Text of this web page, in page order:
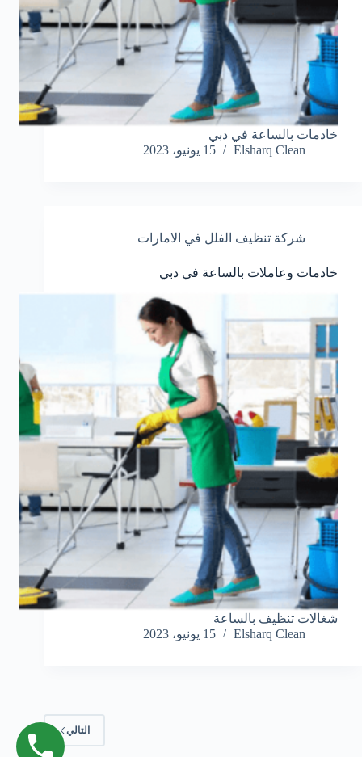
خادمات بالساعة في دبي
Elsharq Clean
15 يونيو، 2023
شركة تنظيف الفلل في الامارات
خادمات وعاملات بالساعة في دبي
شغالات تنظيف بالساعة
Elsharq Clean
15 يونيو، 2023
التالي